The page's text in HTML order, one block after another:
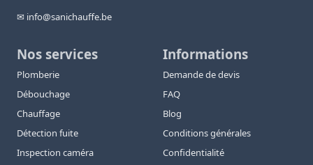
✉ info@sanichauffe.be
Nos services
Plomberie
Débouchage
Chauffage
Détection fuite
Inspection caméra
Informations
Demande de devis
FAQ
Blog
Conditions générales
Confidentialité